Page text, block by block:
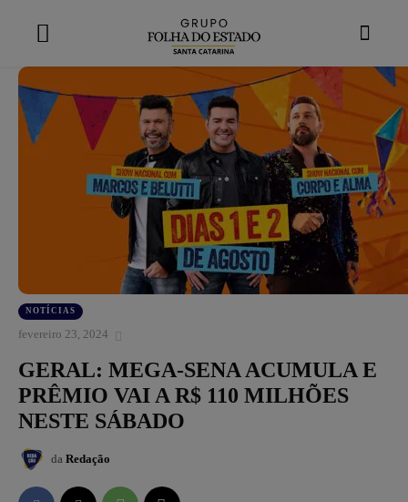
NOTÍCIAS
fevereiro 23, 2024
GERAL: MEGA-SENA ACUMULA E
PRÊMIO VAI A R$ 110 MILHÕES
NESTE SÁBADO
da Redação